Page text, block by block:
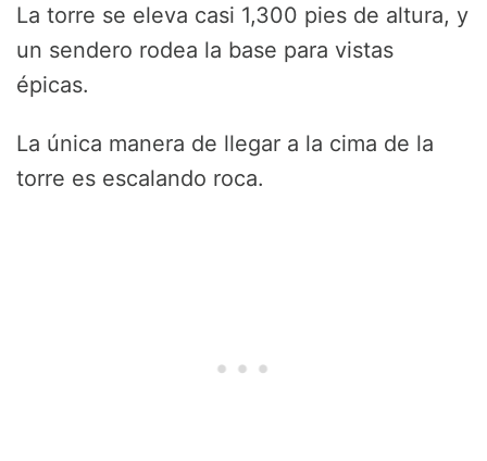
La torre se eleva casi 1,300 pies de altura, y
un sendero rodea la base para vistas
épicas.
La única manera de llegar a la cima de la
torre es escalando roca.